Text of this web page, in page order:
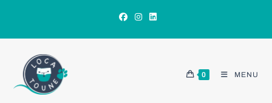
content
0 MENU